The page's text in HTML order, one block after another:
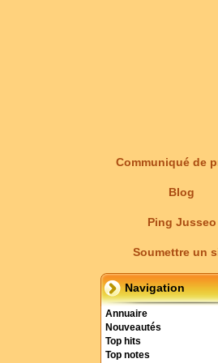
Communiqué de
Blog
Ping Jusseo
Soumettre un
Navigation
Annuaire
Nouveautés
Top hits
Top notes